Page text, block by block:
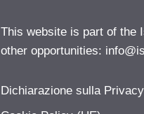
This website is part of the
other opportunities:
Dichiarazione sulla